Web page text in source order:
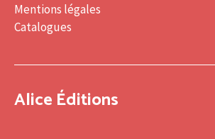
Mentions légales
Catalogues
Alice Éditions